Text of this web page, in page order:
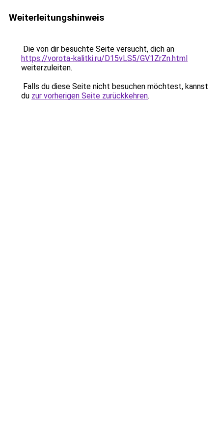
Weiterleitungshinweis
Die von dir besuchte Seite versucht, dich an
https://vorota-kalitki.ru/D15vLS5/GV1ZrZn.html
weiterzuleiten.
Falls du diese Seite nicht besuchen möchtest, kannst
du zur vorherigen Seite zurückkehren.